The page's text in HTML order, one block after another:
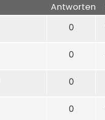
Antworten
0
0
0
0